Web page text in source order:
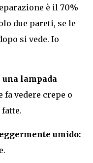
è il 70%
due pareti, se le
si vede. Io
lampada
fa vedere crepe o
umido: